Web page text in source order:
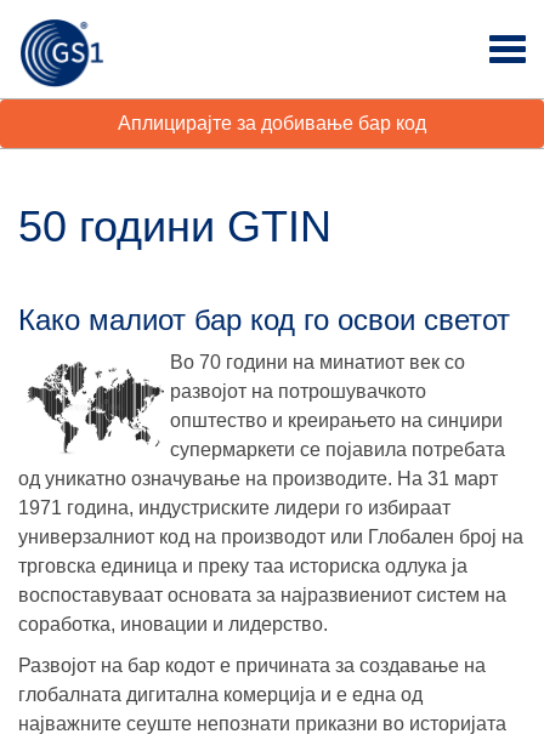
Аплицирајте за добивање бар код
50 години GTIN
Како малиот бар код го освои светот
Во 70 години на минатиот век со
развојот на потрошувачкото
општество и креирањето на синџири
супермаркети се појавила потребата
од уникатно означување на производите. На 31 март
1971 година, индустриските лидери го избираат
универзалниот код на производот или Глобален број на
трговска единица и преку таа историска одлука ја
воспоставуваат основата за најразвиениот систем на
соработка, иновации и лидерство.
Развојот на бар кодот е причината за создавање на
глобалната дигитална комерција и е една од
најважните сеуште непознати приказни во историјата